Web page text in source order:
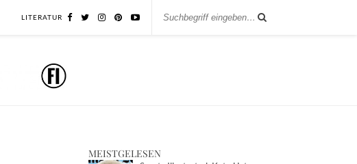
LITERATUR
MEISTGELESEN